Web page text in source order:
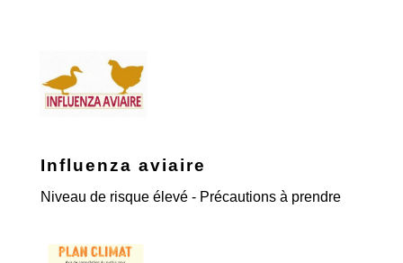
Influenza aviaire
Niveau de risque élevé - Précautions à prendre